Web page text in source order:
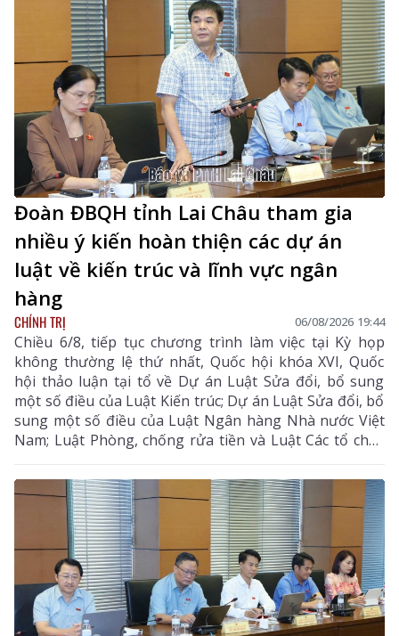
Đoàn ĐBQH tỉnh Lai Châu tham gia
nhiều ý kiến hoàn thiện các dự án
luật về kiến trúc và lĩnh vực ngân
hàng
CHÍNH TRỊ 06/08/2026 19:44
Chiều 6/8, tiếp tục chương trình làm việc tại Kỳ họp
không thường lệ thứ nhất, Quốc hội khóa XVI, Quốc
hội thảo luận tại tổ về Dự án Luật Sửa đổi, bổ sung
một số điều của Luật Kiến trúc; Dự án Luật Sửa đổi, bổ
sung một số điều của Luật Ngân hàng Nhà nước Việt
Nam; Luật Phòng, chống rửa tiền và Luật Các tổ chức
tín dụng; Dự thảo Nghị quyết của Quốc hội về công tác
phòng, chống tội phạm và vi phạm pháp luật, công tác
của Viện kiểm sát nhân dân, Tòa án nhân dân và công
tác thi hành án. Đồng chí Sùng A Hồ - Phó Bí thư Tỉnh
ủy, Trưởng Đoàn ĐBQH tỉnh Lai Châu chủ trì phiên
thảo luận tại tổ.